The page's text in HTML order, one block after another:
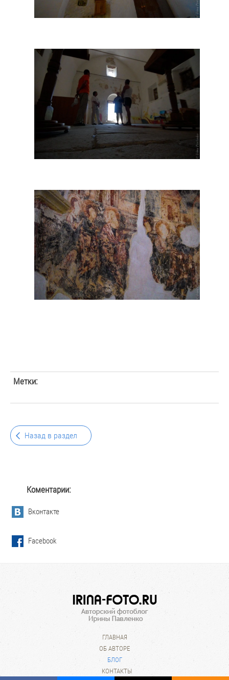
Метки:
Назад в раздел
Коментарии:
Вконтакте
Facebook
ГЛАВНАЯ
ОБ АВТОРЕ
БЛОГ
КОНТАКТЫ